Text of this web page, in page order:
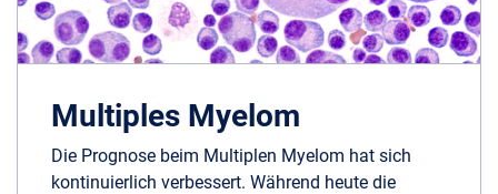
Multiples Myelom
Die Prognose beim Multiplen Myelom hat sich
kontinuierlich verbessert. Während heute die